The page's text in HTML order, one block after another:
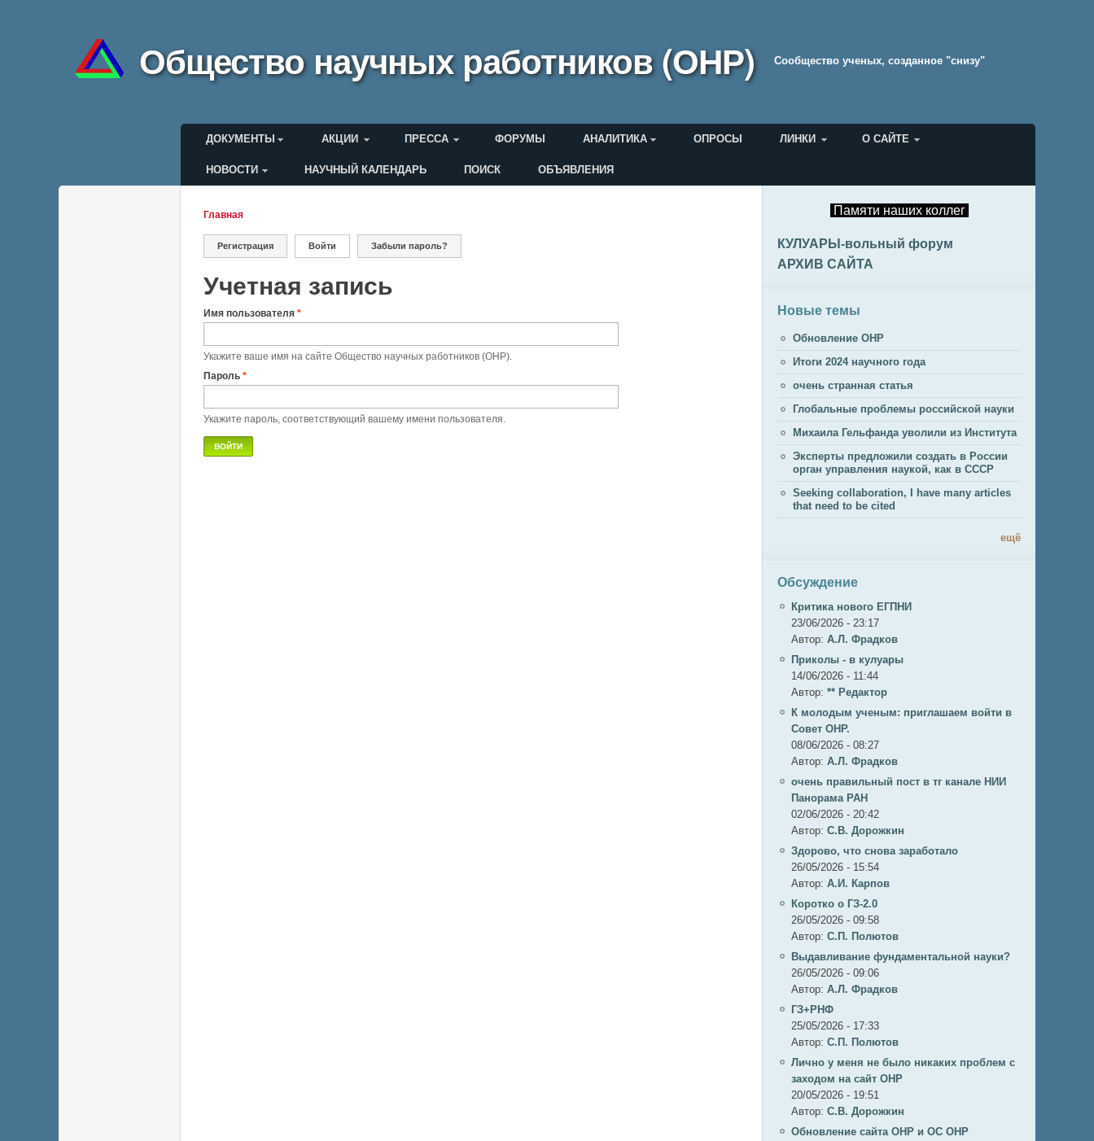
Общество научных работников (ОНР) Cообщество ученых, созданное "снизу"
Главное меню
ДОКУМЕНТЫ АКЦИИ ПРЕССА ФОРУМЫ АНАЛИТИКА ОПРОСЫ ЛИНКИ О САЙТЕ
Меню пользователя
НОВОСТИ НАУЧНЫЙ КАЛЕНДАРЬ ПОИСК ОБЪЯВЛЕНИЯ
Вы здесь
Главная
Главные вкладки
Регистрация Войти (активная вкладка)
Забыли пароль?
Учетная запись
Имя пользователя *
Укажите ваше имя на сайте Общество научных работников (ОНР).
Пароль *
Укажите пароль, соответствующий вашему имени пользователя.
Памяти наших коллег
КУЛУАРЫ-вольный форум
АРХИВ САЙТА
Новые темы
Обновление ОНР
Итоги 2024 научного года
очень странная статья
Глобальные проблемы российской науки
Михаила Гельфанда уволили из Института
Эксперты предложили создать в России
орган управления наукой, как в СССР
Seeking collaboration, I have many articles
that need to be cited
ещё
Обсуждение
Критика нового ЕГПНИ
23/06/2026 - 23:17
Автор: А.Л. Фрадков
Приколы - в кулуары
14/06/2026 - 11:44
Автор: ** Редактор
К молодым ученым: приглашаем войти в
Совет ОНР.
08/06/2026 - 08:27
Автор: А.Л. Фрадков
очень правильный пост в тг канале НИИ
Панорама РАН
02/06/2026 - 20:42
Автор: С.В. Дорожкин
Здорово, что снова заработало
26/05/2026 - 15:54
Автор: А.И. Карпов
Коротко о ГЗ-2.0
26/05/2026 - 09:58
Автор: C.П. Полютов
Выдавливание фундаментальной науки?
26/05/2026 - 09:06
Автор: А.Л. Фрадков
ГЗ+РНФ
25/05/2026 - 17:33
Автор: C.П. Полютов
Лично у меня не было никаких проблем с
заходом на сайт ОНР
20/05/2026 - 19:51
Автор: С.В. Дорожкин
Обновление сайта ОНР и ОС ОНР